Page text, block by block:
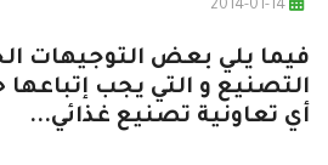
فيما يلي بعض التوجيهات
التصنيع و التي يجب إتباعها
أي تعاونية تصنيع غذائي...